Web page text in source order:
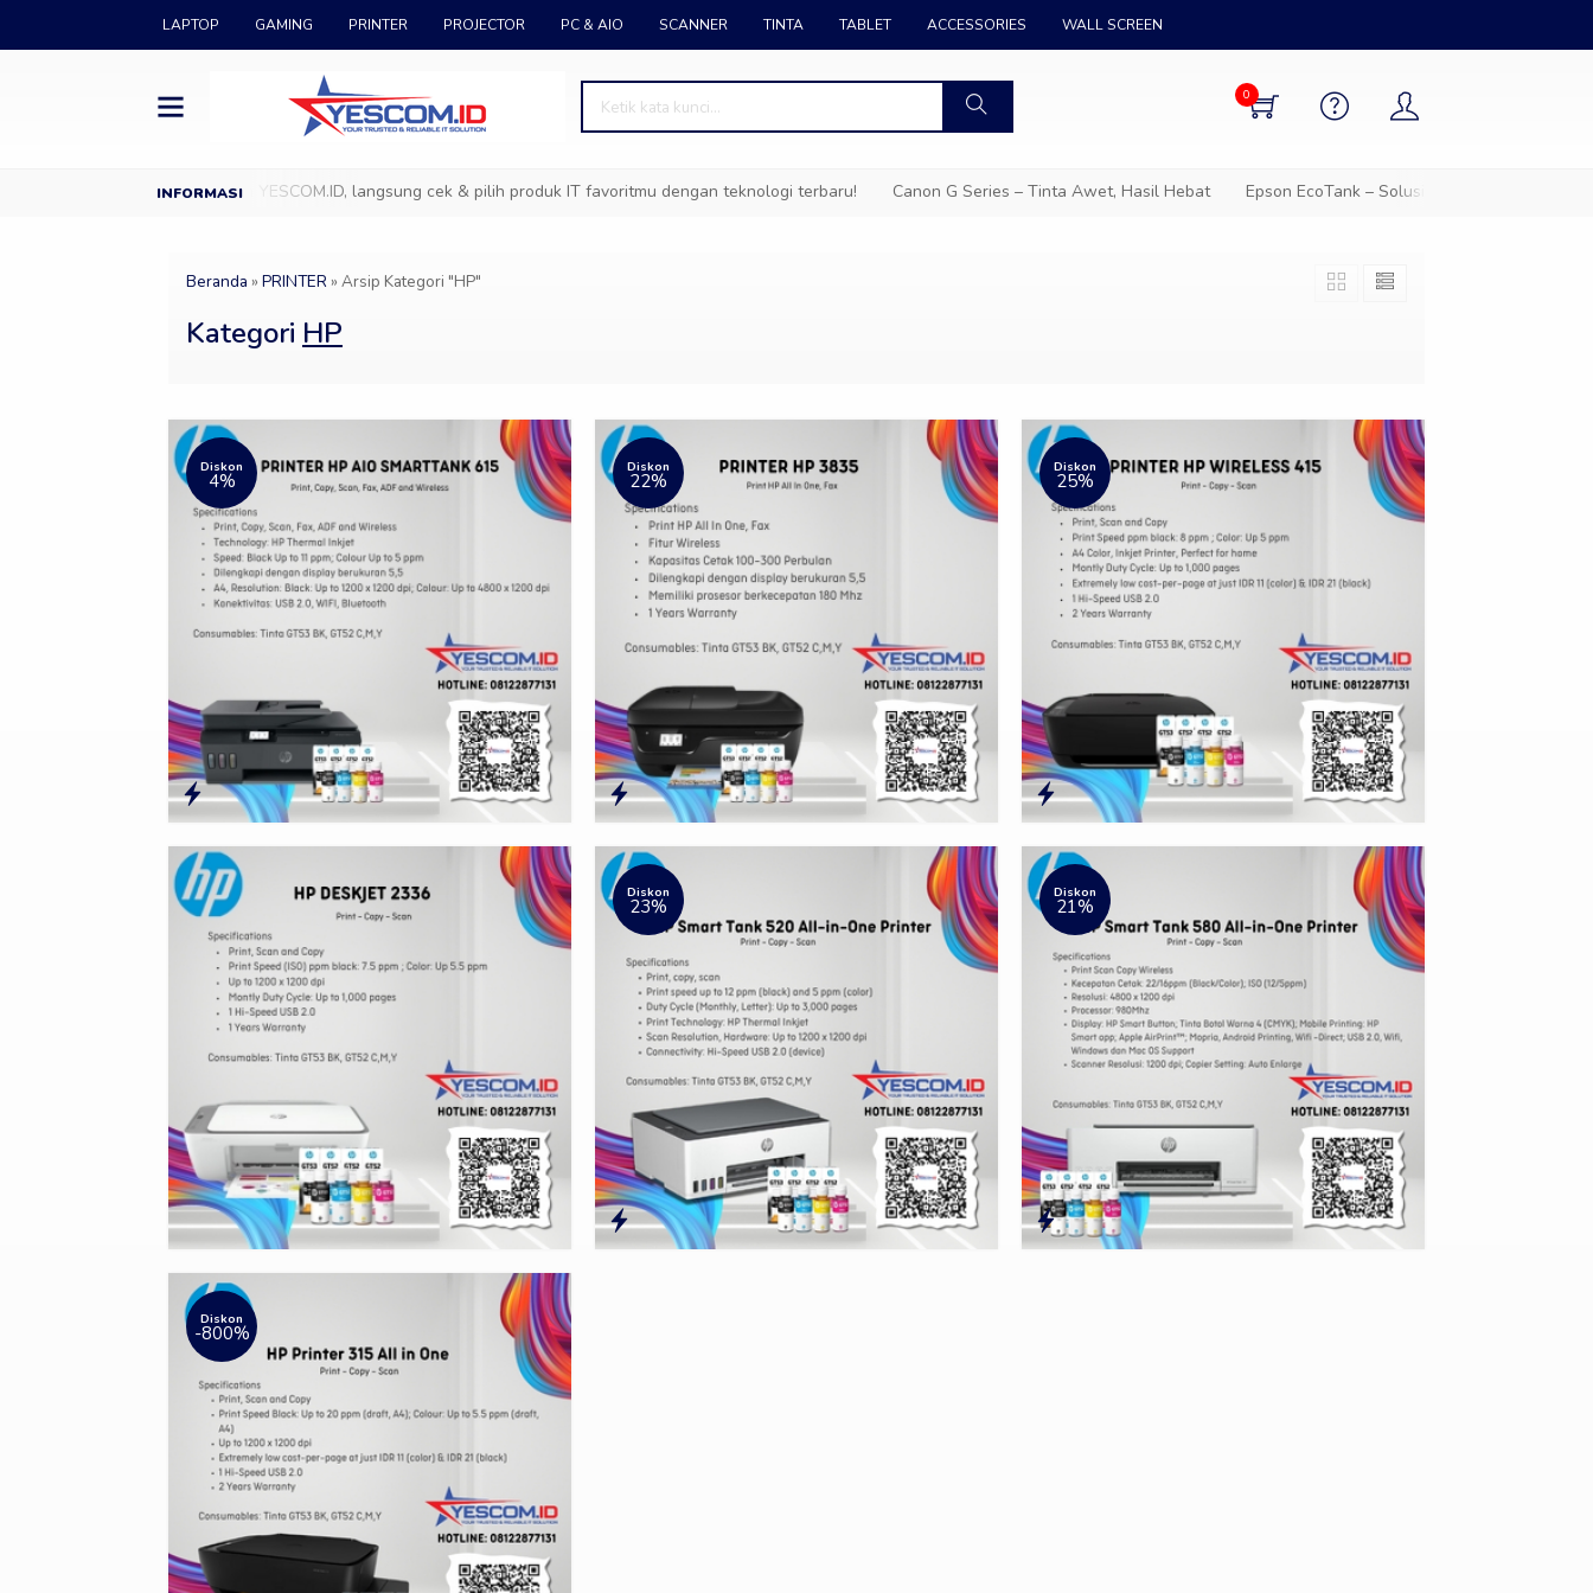
LAPTOP GAMING PRINTER PROJECTOR PC & AIO SCANNER TINTA TABLET ACCESSORIES WALL SCREEN
0
Datang ke Showroom YESCOM.ID, langsung cek & pilih produk IT favoritmu dengan teknologi terbaru! Canon G Series – Tinta Awet, Hasil Hebat Epson EcoTank – Solusi cetak hemat untuk
Beranda » PRINTER » Arsip Kategori "HP"
Kategori HP
Diskon
4%
Diskon
22%
Diskon
25%
Diskon
23%
Diskon
21%
Diskon
-800%